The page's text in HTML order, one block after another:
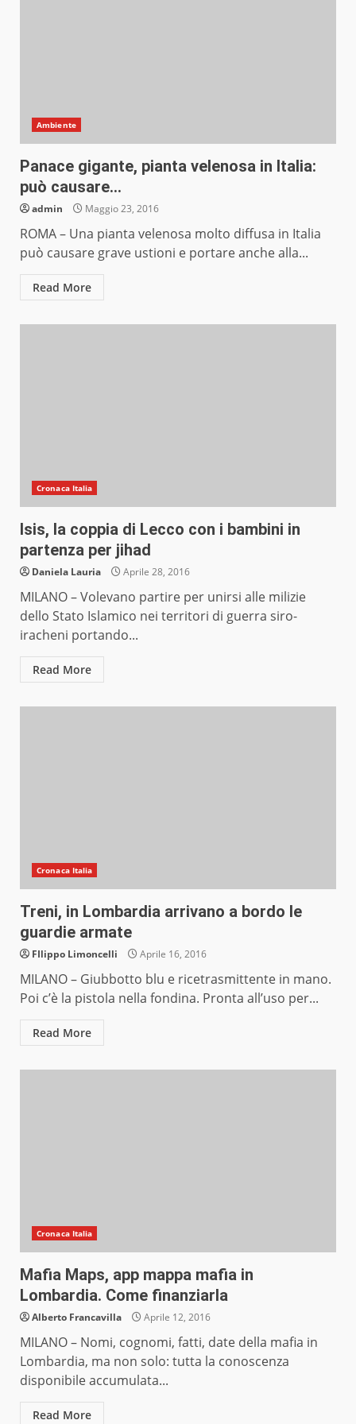
Ambiente
Panace gigante, pianta velenosa in Italia:
può causare…
admin Maggio 23, 2016
ROMA – Una pianta velenosa molto diffusa in Italia
può causare grave ustioni e portare anche alla...
Read More
Cronaca Italia
Isis, la coppia di Lecco con i bambini in
partenza per jihad
Daniela Lauria Aprile 28, 2016
MILANO – Volevano partire per unirsi alle milizie
dello Stato Islamico nei territori di guerra siro-
iracheni portando...
Read More
Cronaca Italia
Treni, in Lombardia arrivano a bordo le
guardie armate
FIlippo Limoncelli Aprile 16, 2016
MILANO – Giubbotto blu e ricetrasmittente in mano.
Poi c’è la pistola nella fondina. Pronta all’uso per...
Read More
Cronaca Italia
Mafia Maps, app mappa mafia in
Lombardia. Come finanziarla
Alberto Francavilla Aprile 12, 2016
MILANO – Nomi, cognomi, fatti, date della mafia in
Lombardia, ma non solo: tutta la conoscenza
disponibile accumulata...
Read More